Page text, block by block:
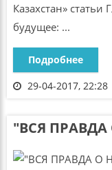
Казахстан» статьи
будущее: ...
Подробнее
29-04-2017, 22:28
"ВСЯ